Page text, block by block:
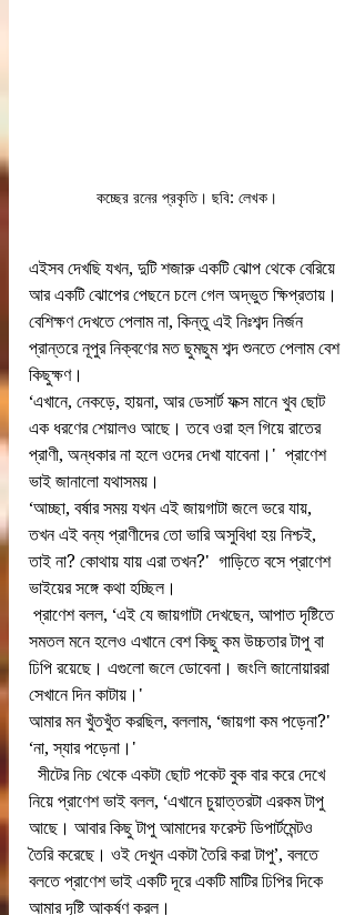
কচ্ছের রনের প্রকৃতি। ছবি: লেখক।
এইসব দেখছি যখন, দুটি শজারু একটি ঝোপ থেকে বেরিয়ে
আর একটি ঝোপের পেছনে চলে গেল অদ্ভুত ক্ষিপ্রতায়।
বেশিক্ষণ দেখতে পেলাম না, কিন্তু এই নিঃশব্দ নির্জন
প্রান্তরে নূপুর নিক্বণের মত ছুমছুম শব্দ শুনতে পেলাম বেশ
কিছুক্ষণ।
‘এখানে, নেকড়ে, হায়না, আর ডেসার্ট ফক্স মানে খুব ছোট
এক ধরণের শেয়ালও আছে। তবে ওরা হল গিয়ে রাতের
প্রাণী, অন্ধকার না হলে ওদের দেখা যাবেনা।'  প্রাণেশ
ভাই জানালো যথাসময়।
‘আচ্ছা, বর্ষার সময় যখন এই জায়গাটা জলে ভরে যায়,
তখন এই বন্য প্রাণীদের তো ভারি অসুবিধা হয় নিশ্চই,
তাই না? কোথায় যায় এরা তখন?'  গাড়িতে বসে প্রাণেশ
ভাইয়ের সঙ্গে কথা হচ্ছিল।
সমতল মনে হলেও এখানে বেশ কিছু কম উচ্চতার টাপু বা
ঢিপি রয়েছে। এগুলো জলে ডোবেনা। জংলি জানোয়াররা
সেখানে দিন কাটায়।'
আমার মন খুঁতখুঁত করছিল, বললাম, ‘জায়গা কম পড়েনা?'
‘না, স্যার পড়েনা।'
নিয়ে প্রাণেশ ভাই বলল, ‘এখানে চুয়াত্তরটা এরকম টাপু
আছে। আবার কিছু টাপু আমাদের ফরেস্ট ডিপার্টমেন্টও
তৈরি করেছে। ওই দেখুন একটা তৈরি করা টাপু’, বলতে
বলতে প্রাণেশ ভাই একটি দূরে একটি মাটির ঢিপির দিকে
আমার দৃষ্টি আকর্ষণ করল।